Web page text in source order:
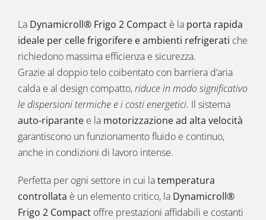
La Dynamicroll® Frigo 2 Compactè la porta rapida
ideale per celle frigorifere e ambienti refrigerati che
richiedono massima efficienza e sicurezza.
Grazie al doppio telo coibentato con barriera d’aria
calda e al design compatto,riduce in modo significativo
le dispersioni termiche e i costi energetici. Il sistema
auto-riparantee la motorizzazione ad alta velocità
garantiscono un funzionamento fluido e continuo,
anche in condizioni di lavoro intense.
Perfetta per ogni settore in cui latemperatura
controllata è un elemento critico, la Dynamicroll®
Frigo 2 Compactoffre prestazioni affidabili e costanti